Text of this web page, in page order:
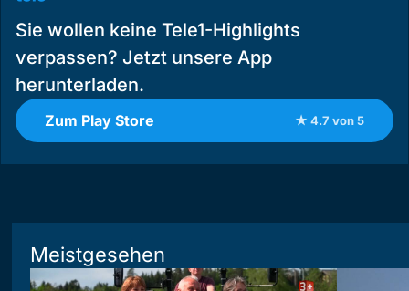
Sie wollen keine Tele1-Highlights
verpassen? Jetzt unsere App
herunterladen.
Zum Play Store ★ 4.7 von 5
Meistgesehen